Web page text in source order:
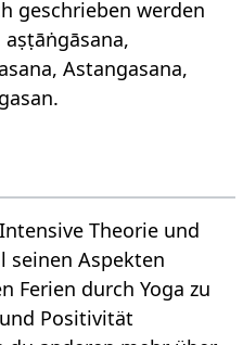
geschrieben werden
aṣṭāṅgāsana,
Astangasana,
Theorie und
seinen Aspekten
Ferien durch Yoga zu
Positivität